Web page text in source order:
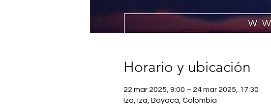
Horario y ubicación
22 mar 2025, 9:00 – 24 mar 2025, 17:30
Iza, Iza, Boyacá, Colombia